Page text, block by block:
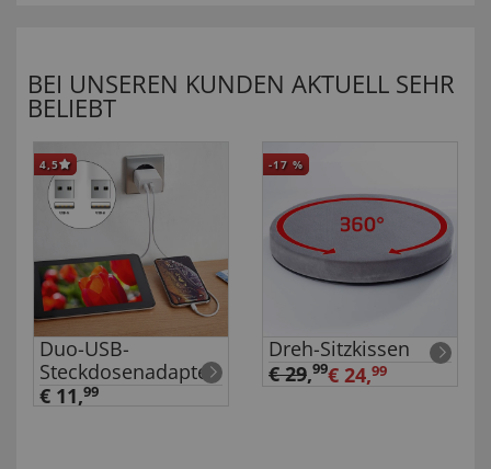
BEI UNSEREN KUNDEN AKTUELL SEHR
BELIEBT
4,5
Duo-USB-
Steckdosenadapter
€ 11,99
-17 %
Dreh-Sitzkissen
€ 29,99€ 24,99